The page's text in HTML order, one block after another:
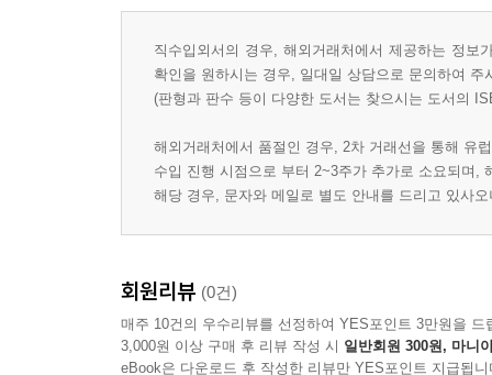
직수입외서의 경우, 해외거래처에서 제공하는 정
확인을 원하시는 경우, 일대일 상담으로 문의하여 주
(판형과 판수 등이 다양한 도서는 찾으시는 도서의
해외거래처에서 품절인 경우, 2차 거래선을 통해 유
수입 진행 시점으로 부터 2~3주가 추가로 소요되며,
해당 경우, 문자와 메일로 별도 안내를 드리고 있사
회원리뷰 (0건)
매주 10건의 우수리뷰를 선정하여 YES포인트 3만원을 드
3,000원 이상 구매 후 리뷰 작성 시 일반회원 300원, 마니
eBook은 다운로드 후 작성한 리뷰만 YES포인트 지급됩니